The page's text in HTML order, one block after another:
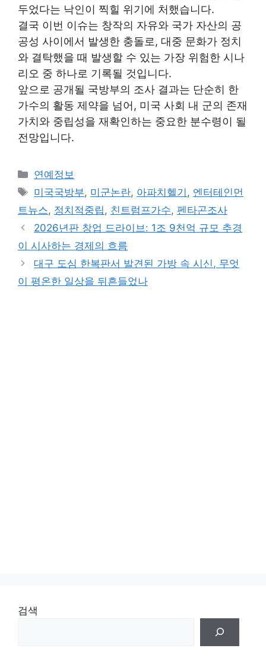
두었다는 낙인이 찍힐 위기에 처했습니다.
결국 이번 이슈는 창작의 자유와 국가 자산의 공
공성 사이에서 발생한 충돌로, 대중 문화가 정치
와 결탁했을 때 발생할 수 있는 가장 위험한 시나
리오 중 하나로 기록될 것입니다.
앞으로 공개될 국방부의 조사 결과는 단순히 한
가수의 활동 제약을 넘어, 미국 사회 내 군의 존재
가치와 중립성을 재확인하는 중요한 분수령이 될
전망입니다.
Categories
연예정보
Tags
미국국방부, 미군논란, 아파치헬기 , 엔터테인먼
트뉴스, 정치적중립 , 친트럼프가수, 펜타곤조사
2026년판 창업 드라이브: 1조 9천억 규모 추경
이 시사하는 경제의 흐름
대구 도심 한복판서 발견된 가방 속 시신, 무엇
이 평온한 일상을 뒤흔들었나
검색